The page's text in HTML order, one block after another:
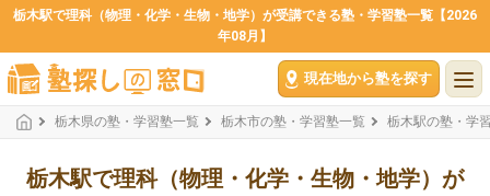
栃木駅で理科（物理・化学・生物・地学）が受講できる塾・学習塾一覧【2026
年08月】
現在地から塾を探す
栃木県の塾・学習塾一覧 栃木市の塾・学習塾一覧 栃木駅の塾・学
栃木駅で理科（物理・化学・生物・地学）が